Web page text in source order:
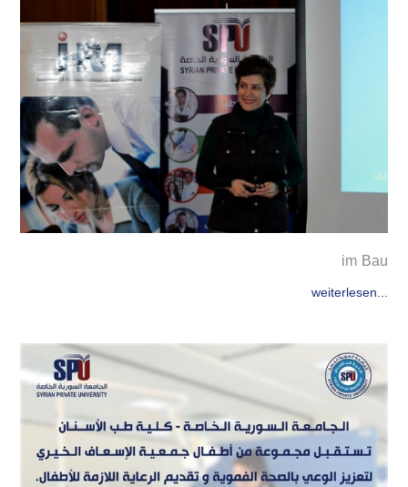
im Bau
weiterlesen...